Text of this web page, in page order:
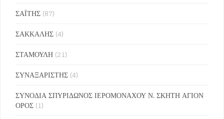
ΣΑΪΤΗΣ (87)
ΣΑΚΚΑΛΗΣ (4)
ΣΤΑΜΟΥΛΗ (21)
ΣΥΝΑΞΑΡΙΣΤΗΣ (4)
ΣΥΝΟΔΙΑ ΣΠΥΡΙΔΩΝΟΣ ΙΕΡΟΜΟΝΑΧΟΥ Ν. ΣΚΗΤΗ ΑΓΙΟΝ
ΟΡΟΣ (1)